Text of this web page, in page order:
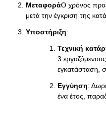
ΜεταφοράΟ χρόνος
μετά την έγκριση της
Υποστήριξη:
Τεχνική
3
εγκατάσταση,
Εγγύηση:
ένα έτος,